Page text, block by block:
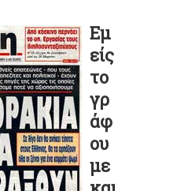
Εμ
είς
το
γρ
άφ
ου
με